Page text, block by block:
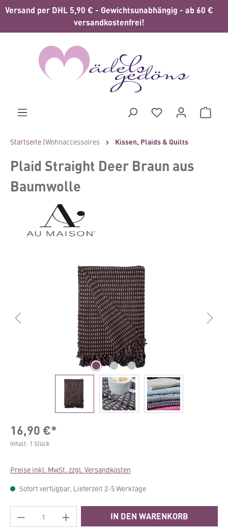
springen
Versand per DHL 5,90 € - Gewichtsunabhängig - ab 60 €
versandkostenfrei!
Startseite |Wohnaccessoires Kissen, Plaids & Quilts
Plaid Straight Deer Braun aus
Baumwolle
Bildergalerie überspringen
16,90 €*
Inhalt: 1 Stück
Preise inkl. MwSt. zzgl. Versandkosten
Sofort verfügbar, Lieferzeit 2-5 Werktage
Produkt Anzahl: Gib den gewünschten
IN DEN WARENKORB